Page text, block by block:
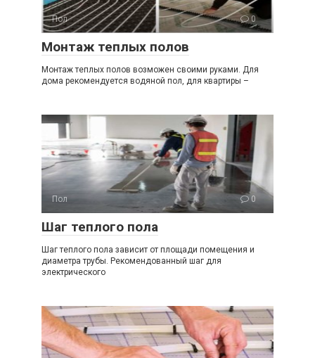
Пол 0
Монтаж теплых полов
Монтаж теплых полов возможен своими руками. Для
дома рекомендуется водяной пол, для квартиры –
Пол 0
Шаг теплого пола
Шаг теплого пола зависит от площади помещения и
диаметра трубы. Рекомендованный шаг для
электрического